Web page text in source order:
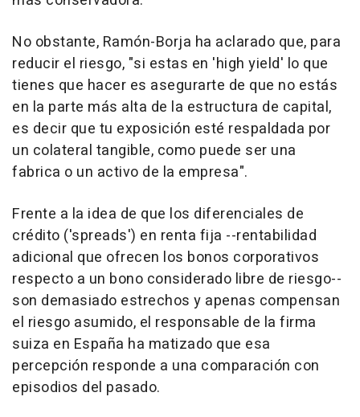
No obstante, Ramón-Borja ha aclarado que, para
reducir el riesgo, "si estas en 'high yield' lo que
tienes que hacer es asegurarte de que no estás
en la parte más alta de la estructura de capital,
es decir que tu exposición esté respaldada por
un colateral tangible, como puede ser una
fabrica o un activo de la empresa".
Frente a la idea de que los diferenciales de
crédito ('spreads') en renta fija --rentabilidad
adicional que ofrecen los bonos corporativos
respecto a un bono considerado libre de riesgo--
son demasiado estrechos y apenas compensan
el riesgo asumido, el responsable de la firma
suiza en España ha matizado que esa
percepción responde a una comparación con
episodios del pasado.